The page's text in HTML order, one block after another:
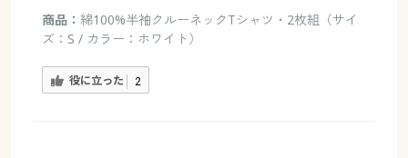
商品： 綿100%半袖クルーネックTシャツ・2枚組（サイ
ズ：S / カラー：ホワイト）
役に立った 2